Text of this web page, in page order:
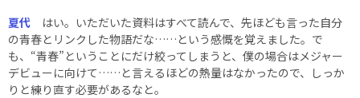
夏代 はい。いただいた資料はすべて読んで、先ほども言った自分
の青春とリンクした物語だな……という感慨を覚えました。で
も、“青春”ということにだけ絞ってしまうと、僕の場合はメジャー
デビューに向けて……と言えるほどの熱量はなかったので、しっか
りと練り直す必要があるなと。